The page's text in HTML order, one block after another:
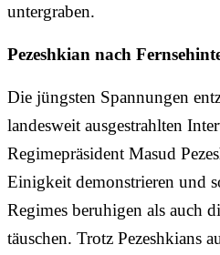
untergraben.
Pezeshkian nach
Die jüngsten Spannungen
landesweit ausgestrahlten
Regimepräsident Masud
Einigkeit demonstrieren und
Regimes beruhigen als auch
täuschen. Trotz Pezeshkians